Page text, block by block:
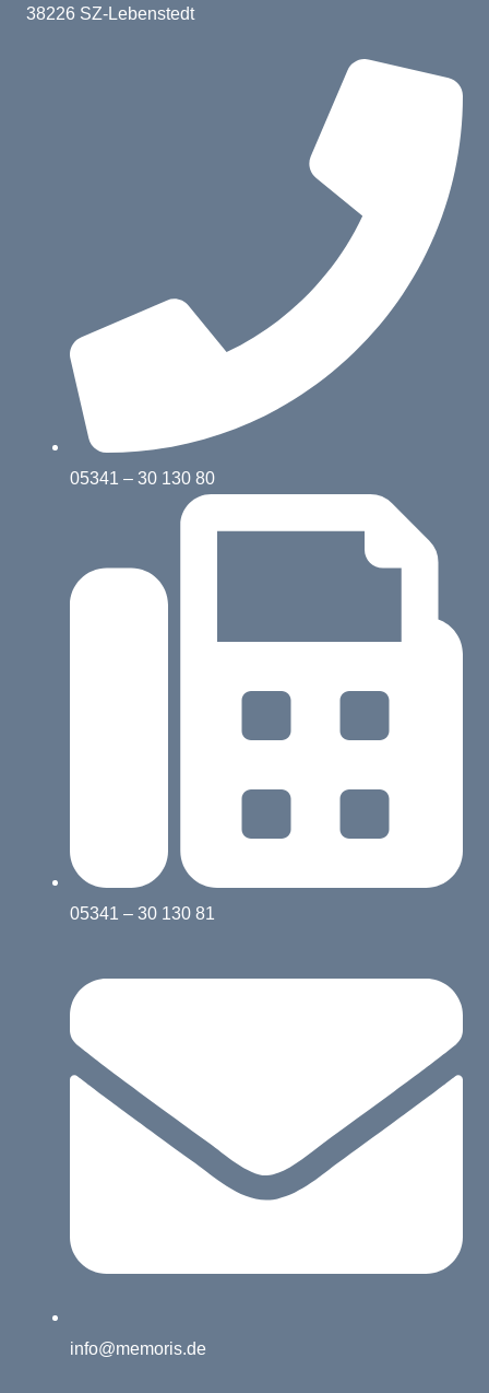
38226 SZ-Lebenstedt
05341 – 30 130 80
05341 – 30 130 81
info@memoris.de